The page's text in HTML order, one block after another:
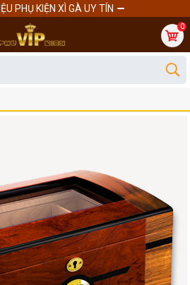
0
PHỤ KIỆN XÌ GÀ UY TÍN